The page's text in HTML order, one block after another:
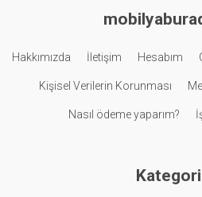
Hakkımızda İletişim Hesabım
Kişisel Verilerin Korunması
Nasıl ödeme yaparım?